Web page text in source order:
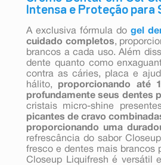
Intensa e Proteção para
A exclusiva fórmula dogel
cuidado completos,
brancos a cada uso. Além
dente quanto como
contra as cáries, placa e
hálito, proporcionando até
profundamente seus dentes
cristais micro-shine
picantes de cravo
proporcionando uma
refrescância do sabor
fresco e dentes mais brancos
Closeup Liquifresh é versátil